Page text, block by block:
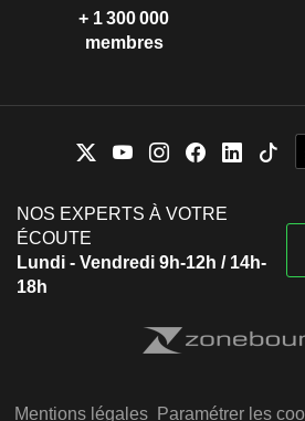
+ 1 300 000
membres
NOS EXPERTS À VOTRE
ÉCOUTE
Lundi - Vendredi 9h-12h / 14h-
18h
Mentions légales Paramétrer les